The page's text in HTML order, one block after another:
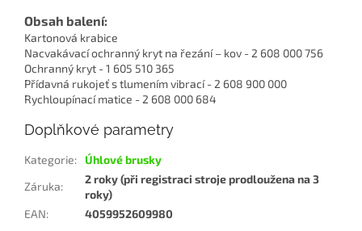
Obsah balení:
Kartonová krabice
Nacvakávací ochranný kryt na řezání – kov - 2 608 000 756
Ochranný kryt - 1 605 510 365
Přídavná rukojeť s tlumením vibrací - 2 608 900 000
Rychloupínací matice - 2 608 000 684
Doplňkové parametry
Kategorie: Úhlové brusky
Záruka:
2 roky (při registraci stroje prodloužena na 3
roky)
EAN: 4059952609980